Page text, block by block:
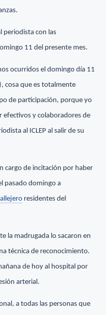
periodista con las
11 del presente mes.
ocurridos el domingo día 11
cosa que es totalmente
de participación, porque yo
efectivos y colaboradores de
al ICLEP al salir de su
cargo de incitación por haber
pasado domingo a
residentes del
la madrugada lo sacaron en
técnica de reconocimiento.
de hoy al hospital por
arterial.
a todas las personas que